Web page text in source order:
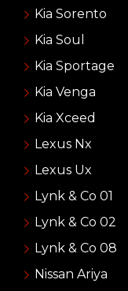
Kia Sorento
Kia Soul
Kia Sportage
Kia Venga
Kia Xceed
Lexus Nx
Lexus Ux
Lynk & Co 01
Lynk & Co 02
Lynk & Co 08
Nissan Ariya